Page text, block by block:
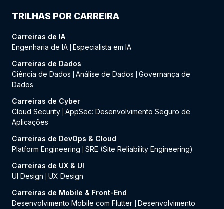
TRILHAS POR CARREIRA
Carreiras de IA
Engenharia de IA Especialista em IA
Carreiras de Dados
Ciência de Dados
Análise de Dados
Governança de
Dados
Carreiras de Cyber
Cloud Security AppSec: Desenvolvimento Seguro de
Aplicações
Carreiras de DevOps & Cloud
Platform Engineering
SRE (Site Reliability Engineering)
Carreiras de UX & UI
UI Design
UX Design
Carreiras de Mobile & Front-End
Desenvolvimento Mobile com Flutter
Desenvolvimento